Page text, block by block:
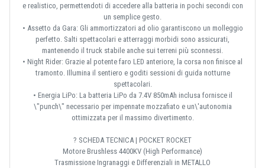
e realistico, permettendoti di accedere alla batteria in pochi secondi con
un semplice gesto.
• Assetto da Gara: Gli ammortizzatori ad olio garantiscono un molleggio
perfetto. Salti spettacolari e atterraggi morbidi sono assicurati,
mantenendo il truck stabile anche sui terreni più sconnessi.
• Night Rider: Grazie al potente faro LED anteriore, la corsa non finisce al
tramonto. Illumina il sentiero e goditi sessioni di guida notturne
spettacolari.
• Energia LiPo: La batteria LiPo da 7.4V 850mAh inclusa fornisce il
\"punch\" necessario per impennate mozzafiato e un\'autonomia
ottimizzata per il massimo divertimento.
? SCHEDA TECNICA | POCKET ROCKET
Motore Brushless 4400KV (High Performance)
Trasmissione Ingranaggi e Differenziali in METALLO